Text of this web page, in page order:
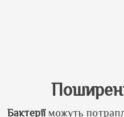
Бактеріїможуть